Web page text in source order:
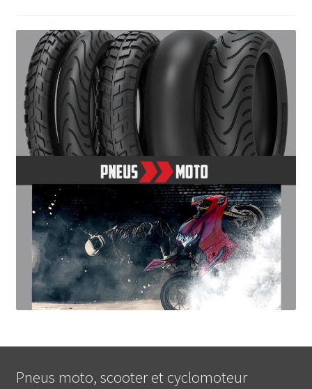
Pneus moto, scooter et cyclomoteur